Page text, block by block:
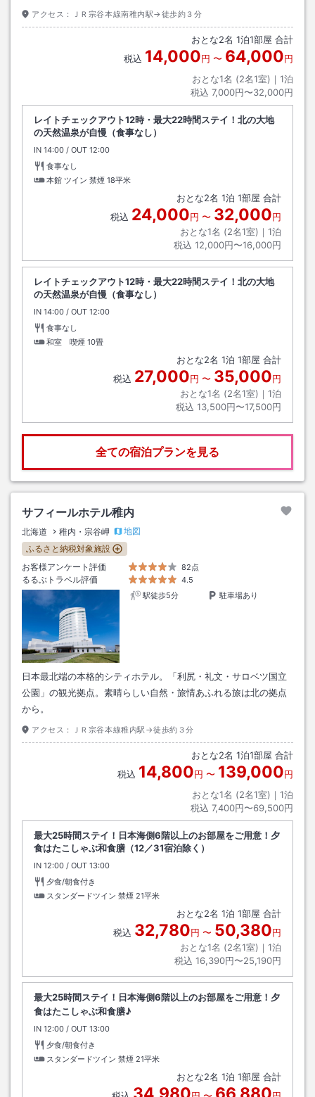
アクセス： ＪＲ宗谷本線南稚内駅→徒歩約３分
おとな2名 1泊1部屋 合計
税込 14,000円 〜 64,000円
おとな1名 (2名1室)｜ 1泊
税込 7,000円〜32,000円
レイトチェックアウト12時・最大22時間ステイ！北の大地
の天然温泉が自慢（食事なし）
IN チェックイン
14:00 / OUT チェックアウト
12:00
食事なし
本館 ツイン 禁煙 18平米
おとな2名 1泊 1部屋 合計
税込 24,000円 〜 32,000円
おとな1名 (2名1室)｜ 1泊
税込 12,000円〜16,000円
レイトチェックアウト12時・最大22時間ステイ！北の大地
の天然温泉が自慢（食事なし）
IN チェックイン
14:00 / OUT チェックアウト
12:00
食事なし
和室 喫煙 10畳
おとな2名 1泊 1部屋 合計
税込 27,000円 〜 35,000円
おとな1名 (2名1室)｜ 1泊
税込 13,500円〜17,500円
全ての宿泊プランを見る
サフィールホテル稚内
北海道 稚内・宗谷岬
地図
ふるさと納税対象施設
お客様アンケート評価
82点
るるぶトラベル評価
4.5
駅徒歩5分
駐車場あり
日本最北端の本格的シティホテル。「利尻・礼文・サロベツ国立
公園」の観光拠点。素晴らしい自然・旅情あふれる旅は北の拠点
から。
アクセス： ＪＲ宗谷本線稚内駅→徒歩約３分
おとな2名 1泊1部屋 合計
税込 14,800円 〜 139,000円
おとな1名 (2名1室)｜ 1泊
税込 7,400円〜69,500円
最大25時間ステイ！日本海側6階以上のお部屋をご用意！夕
食はたこしゃぶ和食膳（12／31宿泊除く）
IN チェックイン
12:00 / OUT チェックアウト
13:00
夕食/朝食付き
スタンダードツイン 禁煙 21平米
おとな2名 1泊 1部屋 合計
税込 32,780円 〜 50,380円
おとな1名 (2名1室)｜ 1泊
税込 16,390円〜25,190円
最大25時間ステイ！日本海側6階以上のお部屋をご用意！夕
食はたこしゃぶ和食膳♪
IN チェックイン
12:00 / OUT チェックアウト
13:00
夕食/朝食付き
スタンダードツイン 禁煙 21平米
おとな2名 1泊 1部屋 合計